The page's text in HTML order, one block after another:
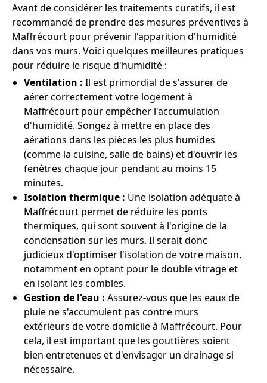
Avant de considérer les traitements curatifs, il est
recommandé de prendre des mesures préventives à
Maffrécourt pour prévenir l'apparition d'humidité
dans vos murs. Voici quelques meilleures pratiques
pour réduire le risque d'humidité :
Ventilation : Il est primordial de s'assurer de
aérer correctement votre logement à
Maffrécourt pour empêcher l'accumulation
d'humidité. Songez à mettre en place des
aérations dans les pièces les plus humides
(comme la cuisine, salle de bains) et d'ouvrir les
fenêtres chaque jour pendant au moins 15
minutes.
Isolation thermique : Une isolation adéquate à
Maffrécourt permet de réduire les ponts
thermiques, qui sont souvent à l'origine de la
condensation sur les murs. Il serait donc
judicieux d'optimiser l'isolation de votre maison,
notamment en optant pour le double vitrage et
en isolant les combles.
Gestion de l'eau : Assurez-vous que les eaux de
pluie ne s'accumulent pas contre murs
extérieurs de votre domicile à Maffrécourt. Pour
cela, il est important que les gouttières soient
bien entretenues et d'envisager un drainage si
nécessaire.